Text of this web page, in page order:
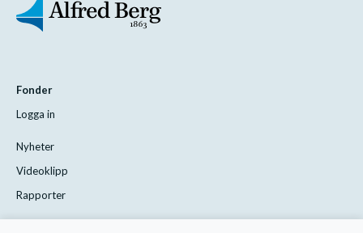
Fonder
Logga in
Nyheter
Videoklipp
Rapporter